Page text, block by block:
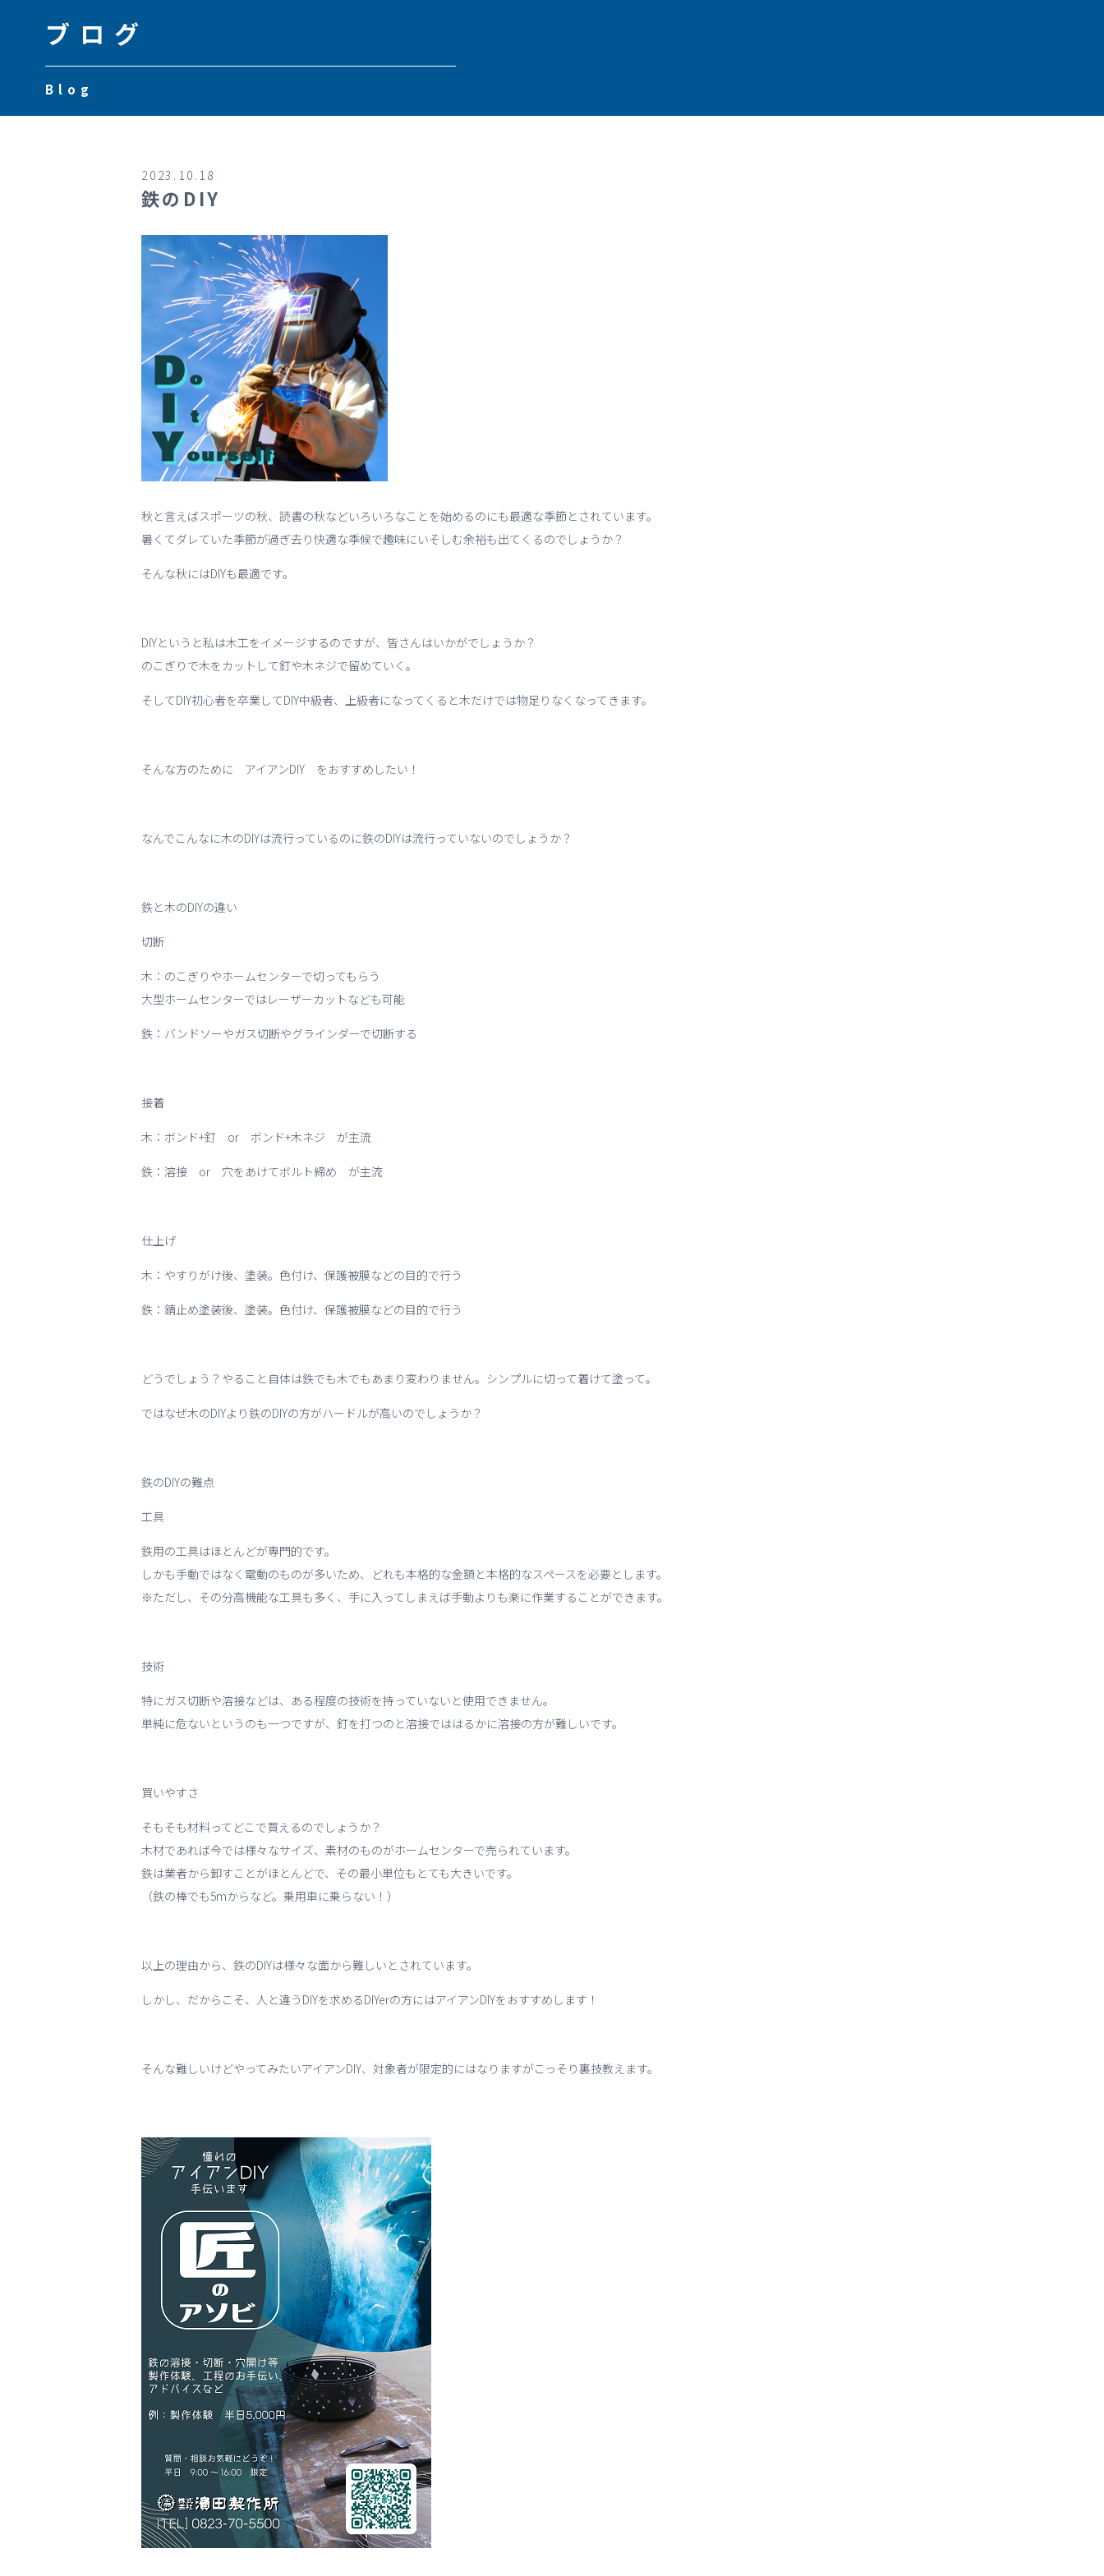
ブログ
Blog
2023.10.18
鉄のDIY
秋と言えばスポーツの秋、読書の秋などいろいろなことを始めるのにも最適な季節とされています。
暑くてダレていた季節が過ぎ去り快適な季候で趣味にいそしむ余裕も出てくるのでしょうか？
そんな秋にはDIYも最適です。
DIYというと私は木工をイメージするのですが、皆さんはいかがでしょうか？
のこぎりで木をカットして釘や木ネジで留めていく。
そしてDIY初心者を卒業してDIY中級者、上級者になってくると木だけでは物足りなくなってきます。
そんな方のために アイアンDIY をおすすめしたい！
なんでこんなに木のDIYは流行っているのに鉄のDIYは流行っていないのでしょうか？
鉄と木のDIYの違い
切断
木：のこぎりやホームセンターで切ってもらう
大型ホームセンターではレーザーカットなども可能
鉄：バンドソーやガス切断やグラインダーで切断する
接着
木：ボンド+釘 or ボンド+木ネジ が主流
鉄：溶接 or 穴をあけてボルト締め が主流
仕上げ
木：やすりがけ後、塗装。色付け、保護被膜などの目的で行う
鉄：錆止め塗装後、塗装。色付け、保護被膜などの目的で行う
どうでしょう？やること自体は鉄でも木でもあまり変わりません。シンプルに切って着けて塗って。
ではなぜ木のDIYより鉄のDIYの方がハードルが高いのでしょうか？
鉄のDIYの難点
工具
鉄用の工具はほとんどが専門的です。
しかも手動ではなく電動のものが多いため、どれも本格的な金額と本格的なスペースを必要とします。
※ただし、その分高機能な工具も多く、手に入ってしまえば手動よりも楽に作業することができます。
技術
特にガス切断や溶接などは、ある程度の技術を持っていないと使用できません。
単純に危ないというのも一つですが、釘を打つのと溶接でははるかに溶接の方が難しいです。
買いやすさ
そもそも材料ってどこで買えるのでしょうか？
木材であれば今では様々なサイズ、素材のものがホームセンターで売られています。
鉄は業者から卸すことがほとんどで、その最小単位もとても大きいです。
（鉄の棒でも5mからなど。乗用車に乗らない！）
以上の理由から、鉄のDIYは様々な面から難しいとされています。
しかし、だからこそ、人と違うDIYを求めるDIYerの方にはアイアンDIYをおすすめします！
そんな難しいけどやってみたいアイアンDIY、対象者が限定的にはなりますがこっそり裏技教えます。